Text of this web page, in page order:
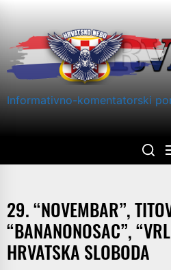
content
Informativno-komentatorski
29. “NOVEMBAR”,
“BANANONOSAC”,
HRVATSKA SLOBODA